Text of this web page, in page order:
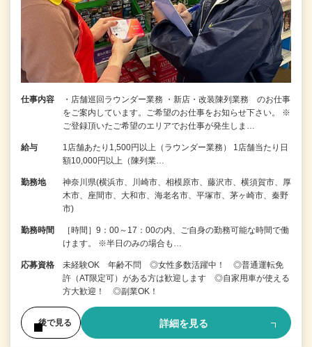
仕事内容
・店舗巡回ラウンダー業務 ・新店・改装陳列業務 のお仕事
をご案内しています。ご希望のお仕事をお知らせ下さい。 ※
ご登録頂いたご希望のエリアでお仕事が発生しま…
給与
1店舗あたり1,500円以上（ラウンダー業務） 1店舗当たり日
額10,000円以上（陳列業…
勤務地
神奈川県(横浜市、川崎市、相模原市、藤沢市、横須賀市、厚
木市、座間市、大和市、海老名市、平塚市、茅ヶ崎市、秦野
市)
勤務時間
［時間］9：00～17：00の内、ご自身の勤務可能な時間で働
けます。 ※半日のみの場合も…
応募資格
未経験OK 年齢不問 ◎女性多数活躍中！ ◎普通運転免
許（AT限定可）がある方は歓迎します ◎自家用車が使える
方大歓迎！ ◎副業OK！
後で見る 詳細を見る